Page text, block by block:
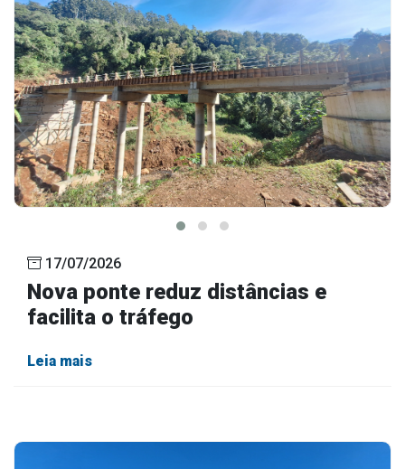
17/07/2026
Nova ponte reduz distâncias e
facilita o tráfego
Leia mais